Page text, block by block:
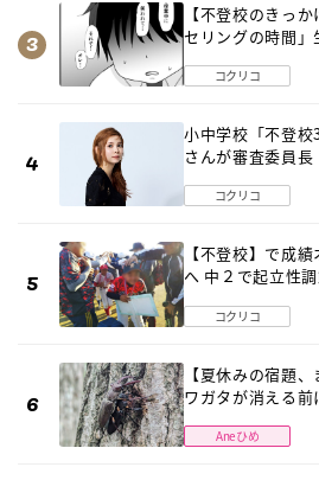
【不登校のきっ
セリングの時間
コクリコ
小中学校「不登
さんが審査委員
コクリコ
【不登校】で成
へ 中２で起立性
コクリコ
【夏休みの宿題
ワガタが消える
Aneひめ